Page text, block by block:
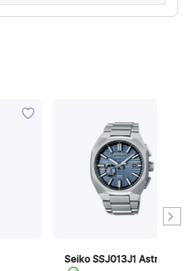
Seiko SSJ013J1 Astron